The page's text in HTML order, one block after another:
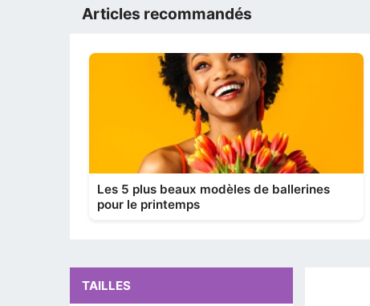
Articles recommandés
Les 5 plus beaux modèles de ballerines
pour le printemps
TAILLES